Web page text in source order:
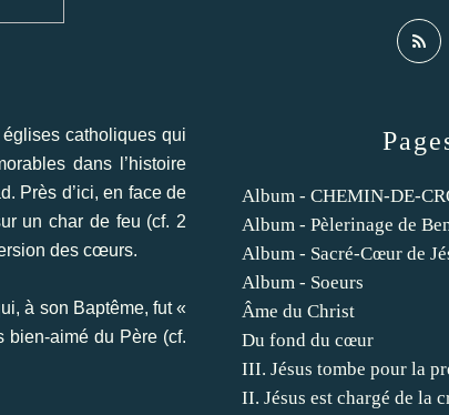
catholiques qui
dans l’histoire
Près d’ici, en face de
un char de feu (cf. 2
des cœurs.
à son Baptême, fut «
bien-aimé du Père (cf.
Album - CHEMIN-DE-
Album - Pèlerinage de
Album - Sacré-Cœur de
Album - Soeurs
Âme du Christ
Du fond du cœur
III. Jésus tombe pour la
II. Jésus est chargé de la